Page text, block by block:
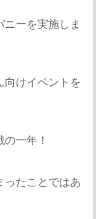
ニーを実施しま
向けイベントを
一年！
ったことではあ